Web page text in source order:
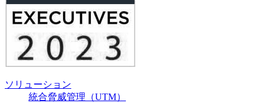
ソリューション
統合脅威管理（UTM）